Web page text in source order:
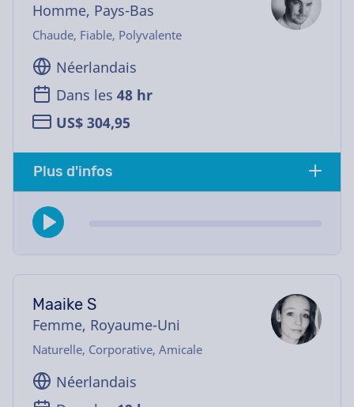
Homme, Pays-Bas
Chaude, Fiable, Polyvalente
Néerlandais
Dans les 48 hr
US$ 304,95
Plus d'infos
Maaike S
Femme, Royaume-Uni
Naturelle, Corporative, Amicale
Néerlandais